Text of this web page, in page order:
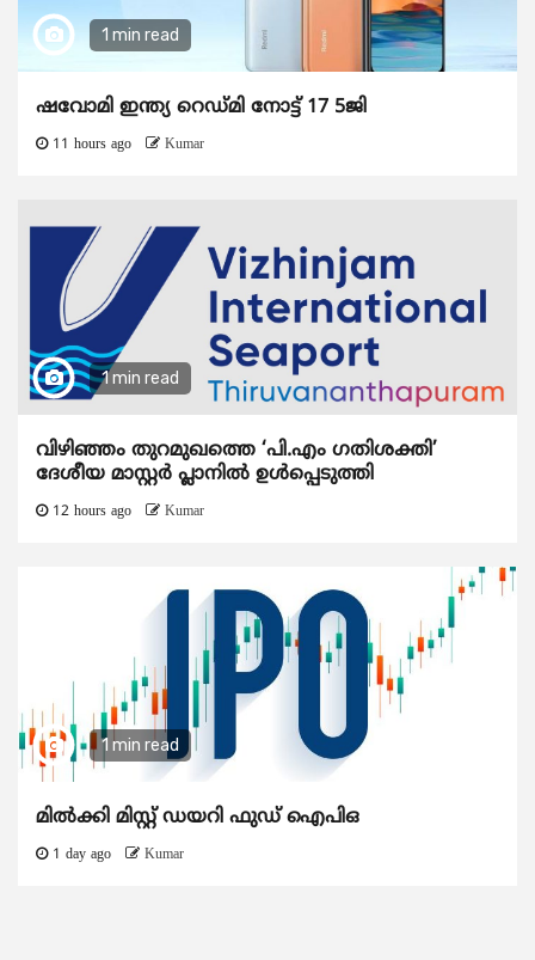
1 min read
ഷവോമി ഇന്ത്യ റെഡ്മി നോട്ട് 17 5ജി
11 hours ago Kumar
1 min read
വിഴിഞ്ഞം തുറമുഖത്തെ ‘പി.എം ഗതിശക്തി’
ദേശീയ മാസ്റ്റർ പ്ലാനിൽ ഉൾപ്പെടുത്തി
12 hours ago Kumar
1 min read
മിൽക്കി മിസ്റ്റ് ഡയറി ഫുഡ് ഐപിഒ
1 day ago Kumar